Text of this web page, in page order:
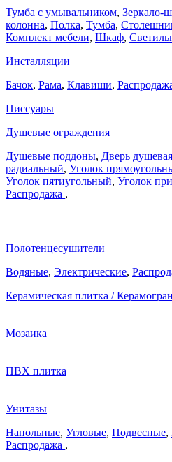
Тумба с умывальником, Зеркало-
колонна, Полка, Тумба,
Комплект мебели, Шкаф,
Инсталляции
Бачок, Рама, Клавиши,
Писсуары
Душевые ограждения
Душевые поддоны, Дверь душевая
радиальный, Уголок
Уголок пятиугольный, Уголок
Распродажа ,
Полотенцесушители
Водяные, Электрические,
Керамическая плитка /
Мозаика
ПВХ плитка
Унитазы
Напольные, Угловые, Подвесные,
Распродажа ,